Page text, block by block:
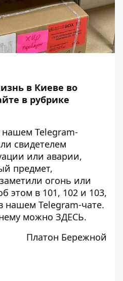
в Киеве во
в рубрике
нашем Telegram-
свидетелем
или аварии,
предмет,
огонь или
этом в 101, 102 и 103,
нашем Telegram-чате.
можно ЗДЕСЬ.
Платон Бережной